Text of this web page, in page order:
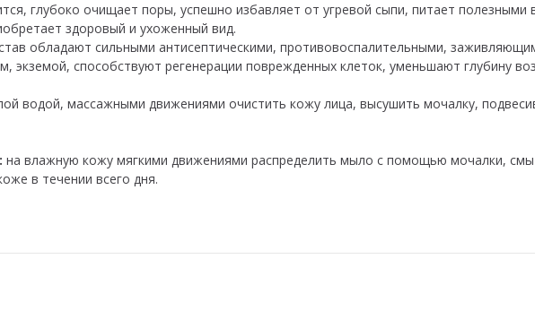
глубоко очищает поры, успешно избавляет от угревой сыпи, питает
здоровый и ухоженный вид.
обладают сильными антисептическими, противовоспалительными,
экземой, способствуют регенерации поврежденных клеток, уменьшают глубину
водой, массажными движениями очистить кожу лица, высушить мочалку,
на влажную кожу мягкими движениями распределить мыло с помощью мочалки,
в течении всего дня.